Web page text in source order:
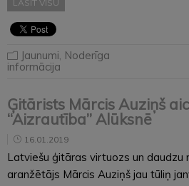
LASĪT VISU
Jaunumi Noderīga
informācija
Ģitārists Mārcis Auziņš
“Aizrautība” Alūksnē
16.01.2019
Latviešu ģitāras virtuozs un daudzu
aranžētājs Mārcis Auziņš jau tūliņ